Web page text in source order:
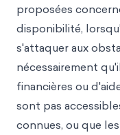
proposées
disponibilité,
s'attaquer aux
nécessairement
financières ou
sont pas
connues, ou que